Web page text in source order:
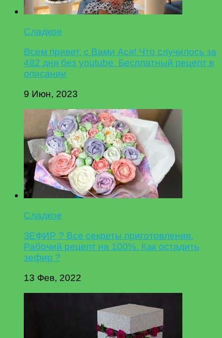
Сладкое
Всем привет, с Вами Ася! Что случилось за
482 дня без youtube. Бесплатный рецепт в
описании
9 Июн, 2023
Сладкое
ЗЕФИР ? Все секреты приготовления.
Рабочий рецепт на 100%. Как остадить
зефир ?
13 Фев, 2022